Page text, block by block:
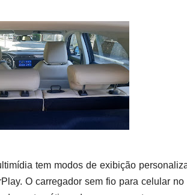
tem modos de exibição
O carregador sem fio para celular no